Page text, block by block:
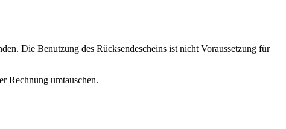
Die Benutzung des Rücksendescheins ist nicht Voraussetzung für
Rechnung umtauschen.